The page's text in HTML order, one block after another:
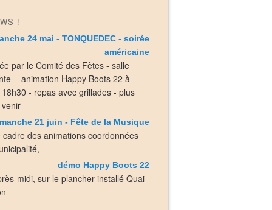
!
24 mai - TONQUEDEC - soirée
américaine
par le Comité des Fêtes - salle
- animation Happy Boots 22 à
- repas avec grillades - plus
21 juin - Fête de la Musique
cadre des animations coordonnées
démo Happy Boots 22
midi, sur le plancher installé Quai